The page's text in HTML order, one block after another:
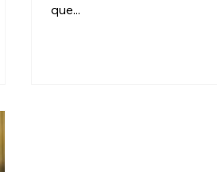
que...